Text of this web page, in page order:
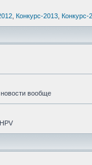
Конкурс-2013 Конкурс-
вообще